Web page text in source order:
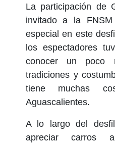
La participación de
invitado a la
especial en este
los espectadores
conocer un poco
tradiciones y
tiene muchas
Aguascalientes.
A lo largo del
apreciar carros